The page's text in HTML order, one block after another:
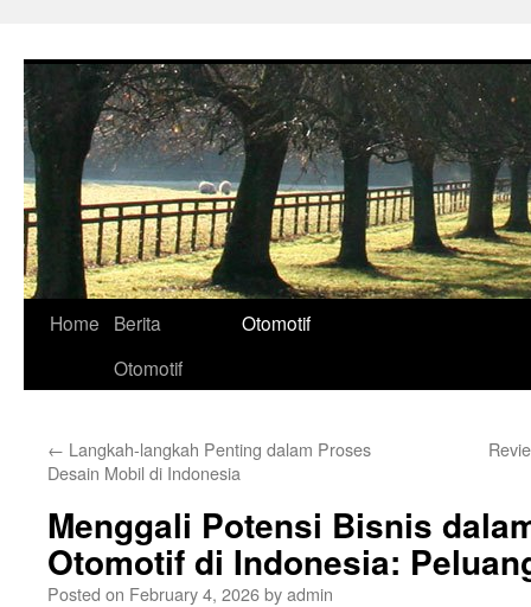
Home
Berita
Otomotif
Otomotif
← Langkah-langkah Penting dalam Proses
Desain Mobil di Indonesia
Menggali Potensi Bisnis
Otomotif di Indonesia:
Posted on February 4, 2026byadmin